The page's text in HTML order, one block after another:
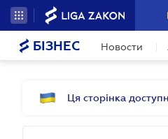
БІЗНЕС Новости
Ця сторінка